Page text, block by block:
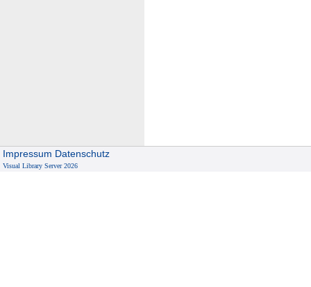
Impressum Datenschutz
Visual Library Server 2026